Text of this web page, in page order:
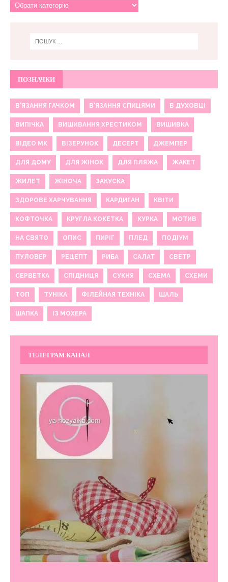
ПОЗНАЧКИ
В'ЯЗАННЯ ГАЧКОМ В'ЯЗАННЯ СПИЦЯМИ В ДУХОВЦІ
ВИПІЧКА ВИШИВАННЯ ХРЕСТИКОМ ВИШИВКА
ВІДЕО МК ВІЗЕРУНОК ДЕСЕРТ ДЖЕМПЕР
ДЛЯ ДОМУ ДЛЯ ЖІНОК ДЛЯ ПЛЯЖА ЖАКЕТ
ЖИЛЕТ ЖІНОЧА ЗАКУСКА
ЗДОРОВЕ ХАРЧУВАННЯ КАРДИГАН КВІТИ
КОФТОЧКА КРУГЛА КОКЕТКА КУРКА МОТИВ
НА СВЯТО ОПИС ПИРІГ ПЛЕД ПОДІУМ
ПУЛОВЕР РЕЦЕПТ РИБА САЛАТ СВЕТР
СЕРВЕТКА СПІДНИЦЯ СУКНЯ СХЕМА СХЕМИ
ТОП ТУНІКА ФІЛЕЙНАЯ ТЕХНІКА ШАЛЬ
ШАПКА ІЗ МОХЕРА
ТЕЛЕГРАМ КАНАЛ